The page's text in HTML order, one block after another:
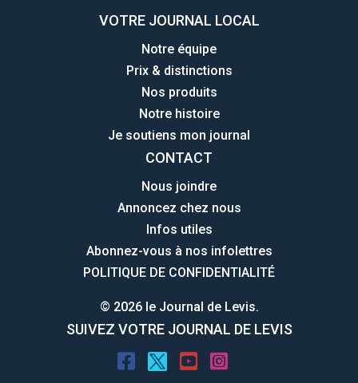
VOTRE JOURNAL LOCAL
Notre équipe
Prix & distinctions
Nos produits
Notre histoire
Je soutiens mon journal
CONTACT
Nous joindre
Annoncez chez nous
Infos utiles
Abonnez-vous à nos infolettres
POLITIQUE DE CONFIDENTIALITÉ
© 2026 le Journal de Levis.
SUIVEZ VOTRE JOURNAL DE LEVIS